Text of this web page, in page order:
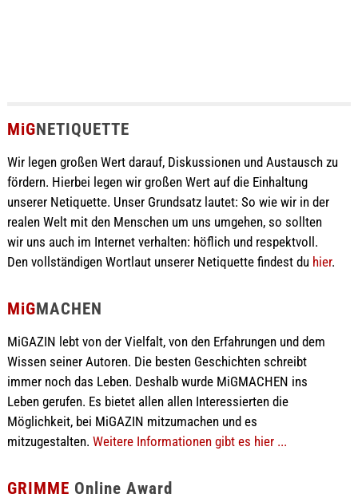
MiGNETIQUETTE
Wir legen großen Wert darauf, Diskussionen und Austausch zu
fördern. Hierbei legen wir großen Wert auf die Einhaltung
unserer Netiquette. Unser Grundsatz lautet: So wie wir in der
realen Welt mit den Menschen um uns umgehen, so sollten
wir uns auch im Internet verhalten: höflich und respektvoll.
Den vollständigen Wortlaut unserer Netiquette findest du hier.
MiGMACHEN
MiGAZIN lebt von der Vielfalt, von den Erfahrungen und dem
Wissen seiner Autoren. Die besten Geschichten schreibt
immer noch das Leben. Deshalb wurde MiGMACHEN ins
Leben gerufen. Es bietet allen allen Interessierten die
Möglichkeit, bei MiGAZIN mitzumachen und es
mitzugestalten. Weitere Informationen gibt es hier ...
GRIMME Online Award